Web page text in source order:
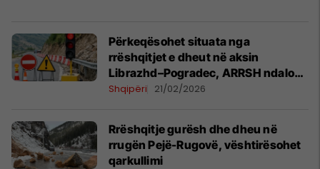
Përkeqësohet situata nga
rrëshqitjet e dheut në aksin
Librazhd–Pogradec, ARRSH ndalon
qarkullimin e disa mjeteve
Shqipëri 21/02/2026
Rrëshqitje gurësh dhe dheu në
rrugën Pejë-Rugovë, vështirësohet
qarkullimi